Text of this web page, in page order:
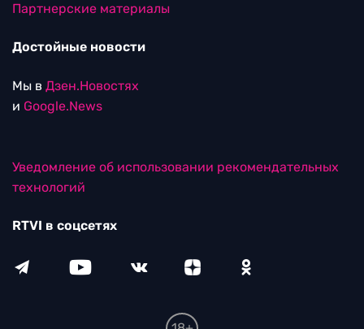
Партнерские материалы
Достойные новости
Мы в Дзен.Новостях
и Google.News
Уведомление об использовании рекомендательных
технологий
RTVI в соцсетях